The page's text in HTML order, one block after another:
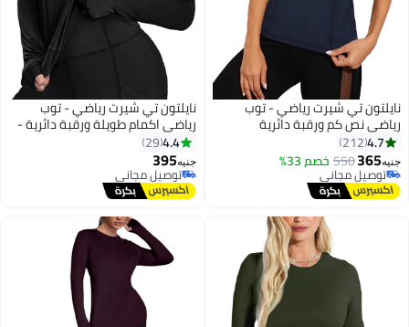
نايلتون تي شيرت رياضي - توب
رياضي نص كم ورقبة دائرية
4.7
212
جنيه365
550 خصم 33%
توصيل مجاني
توصيل مجاني
نايلتون تي شيرت رياضي - توب
رياضي اكمام طويلة ورقبة دائرية -
للنساء
4.4
29
جنيه395
توصيل مجاني
توصيل مجاني